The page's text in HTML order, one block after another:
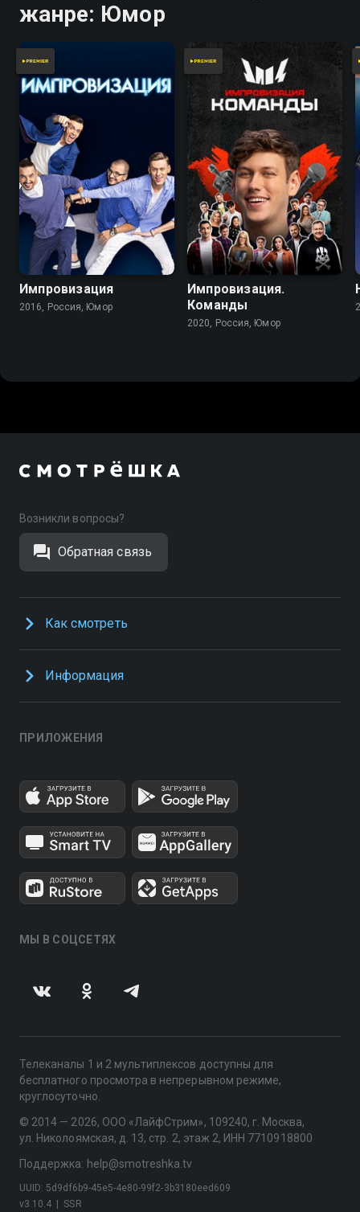
жанре: Юмор
Импровизация
2016, Россия, Юмор
Импровизация.
Команды
2020, Россия, Юмор
Возникли вопросы?
Обратная связь
Как смотреть
Информация
ПРИЛОЖЕНИЯ
МЫ В СОЦСЕТЯХ
Телеканалы 1 и 2 мультиплексов доступны для
бесплатного просмотра в непрерывном режиме,
круглосуточно.
© 2014 — 2026, ООО «ЛайфСтрим», 109240, г. Москва,
ул. Николоямская, д. 13, стр. 2, этаж 2, ИНН 7710918800
Поддержка: help@smotreshka.tv
v3.10.4 SSR
UUID: 5d9df6b9-45e5-4e80-99f2-3b3180eed609